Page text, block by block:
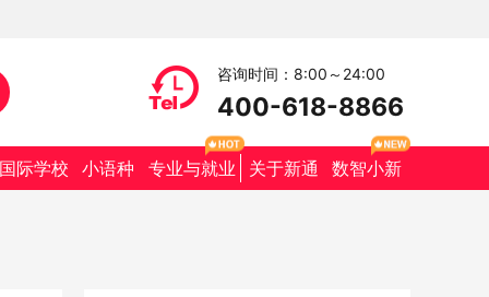
咨询时间：8:00～24:00
400-618-8866
国际学校 小语种 专业与就业 关于新通 数智小新